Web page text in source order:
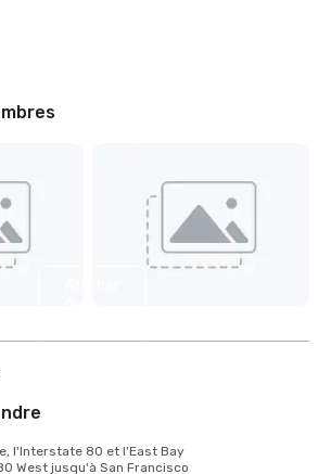
l'Interstate 80 et l'East Bay
West jusqu'à San Francisco